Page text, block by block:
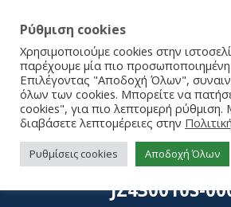
Replay Sneakers Epic
JZ430010S-
Ρύθμιση cookies
Χρησιμοποιούμε cookies στην
παρέχουμε μία πιο προσωποποιημένη
Επιλέγοντας "Αποδοχή Όλων",
όλων των cookies. Μπορείτε να
cookies", για πιο λεπτομερή ρύθμιση.
διαβάσετε λεπτομέρειες στην
Ρυθμίσεις cookies Αποδοχή Όλων